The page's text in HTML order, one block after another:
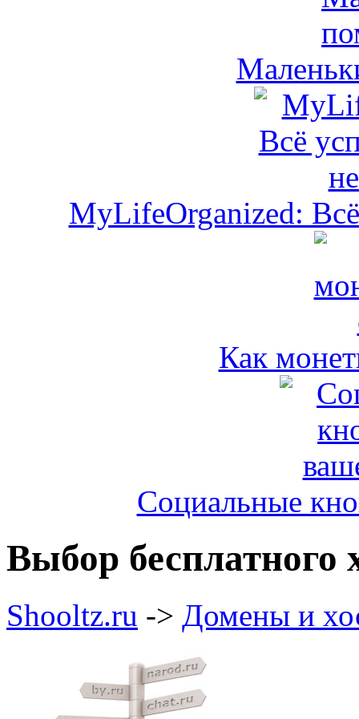
MyLifeOrganized:
Как
Социальные
Выбор бесплатного
Shooltz.ru -> Домены и